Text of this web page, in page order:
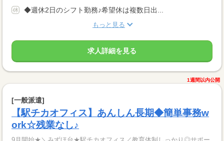
◆週休2日のシフト勤務♪希望休は複数日出...
もっと見る
求人詳細を見る
1週間以内公開
[一般派遣]
【駅チカオフィス】あんしん長期◆簡単事務w
ork☆残業なし♪